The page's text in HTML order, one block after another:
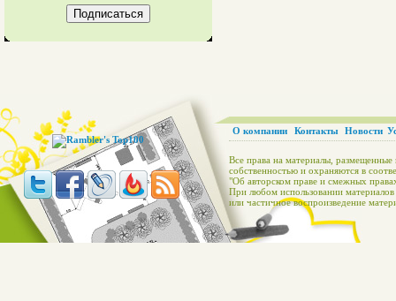
О компании Контакты Новости
Все права на материалы, размещенные
собственностью и охраняются в
"Об авторском праве и смежных
При любом использовании
или частичное воспроизведение